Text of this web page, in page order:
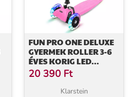
FUN PRO ONE DELUXE
GYERMEK ROLLER 3-6
ÉVES KORIG LED
KEREKEK
ÖSSZECSUKHATÓ 50
KG-IG ÁLLÍTHATÓ
20 390 Ft
Klarstein